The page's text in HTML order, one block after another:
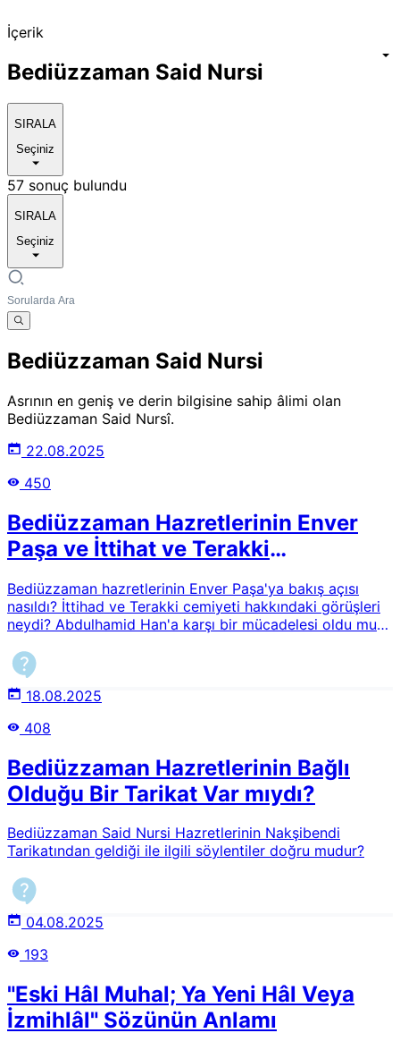
İçerik
Bediüzzaman Said Nursi
SIRALA
Seçiniz
57 sonuç bulundu
SIRALA
Seçiniz
Bediüzzaman Said Nursi
Asrının en geniş ve derin bilgisine sahip âlimi olan
Bediüzzaman Said Nursî.
22.08.2025
450
Bediüzzaman Hazretlerinin Enver
Paşa ve İttihat ve Terakki
Bediüzzaman hazretlerinin Enver Paşa'ya bakış açısı
nasıldı? İttihad ve Terakki cemiyeti hakkındaki görüşleri
neydi? Abdulhamid Han'a karşı bir mücadelesi oldu mu?
şehit olmasına sebep olmuştu. Üstadımızın bütün bu
konular hakkındaki görüşü ve durduğu noktayı merak
ediyorum.
18.08.2025
408
Bediüzzaman Hazretlerinin Bağlı
Olduğu Bir Tarikat Var mıydı?
Bediüzzaman Said Nursi Hazretlerinin Nakşibendi
Tarikatından geldiği ile ilgili söylentiler doğru mudur?
04.08.2025
193
"Eski Hâl Muhal; Ya Yeni Hâl Veya
İzmihlâl" Sözünün Anlamı